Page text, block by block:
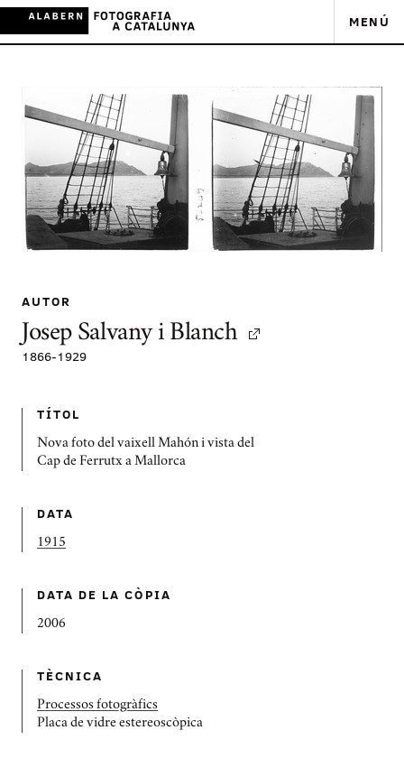
MENÚ
AUTOR
Josep Salvany i Blanch
1866-1929
TÍTOL
Nova foto del vaixell Mahón i vista del
Cap de Ferrutx a Mallorca
DATA
1915
DATA DE LA CÒPIA
2006
TÈCNICA
Processos fotogràfics
Placa de vidre estereoscòpica